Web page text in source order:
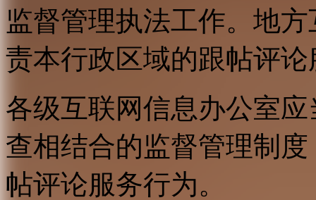
监督管理执法工作。地
责本行政区域的跟帖评
各级互联网信息办公室
查相结合的监督管理制
帖评论服务行为。